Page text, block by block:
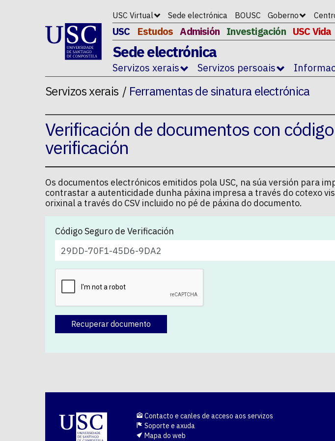
USC Virtual Sede electrónica BOUSC Goberno
USC Estudos Admisión Investigación USC Vida
Sede electrónica
Servizos xerais Servizos persoais
Servizos xerais Ferramentas de sinatura electrónica
Verificación de documentos con
verificación
Os documentos electrónicos emitidos pola USC, na súa versión para
contrastar a autenticidade dunha páxina impresa a través do cotexo
orixinal a través do CSV incluido no pé de páxina do documento.
Código Seguro de Verificación
Recuperar documento
Contacto e canles de acceso aos servizos
Soporte e axuda
Mapa do web